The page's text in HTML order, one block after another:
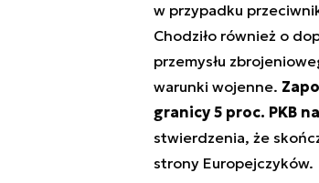
w przypadku
Chodziło również o
przemysłu
warunki wojenne.
granicy 5 proc. PKB
stwierdzenia, że
strony Europejczyków.